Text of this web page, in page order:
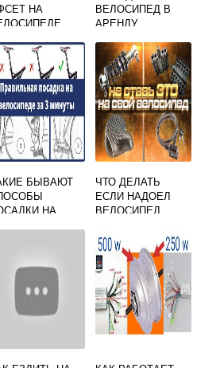
НА
ВЕЛОСИПЕД В
АРЕНДУ
БЫВАЮТ
НА
ЧТО ДЕЛАТЬ
ЕСЛИ НАДОЕЛ
ВЕЛОСИПЕД